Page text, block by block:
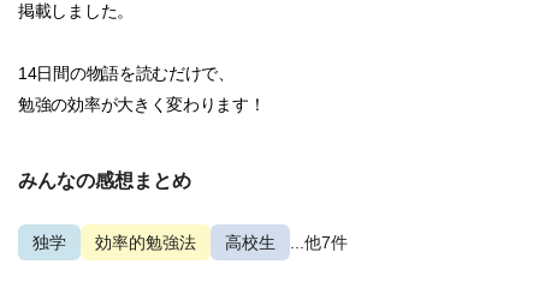
掲載しました。
14日間の物語を読むだけで、
勉強の効率が大きく変わります！
みんなの感想まとめ
独学 効率的勉強法 高校生 ...他7件